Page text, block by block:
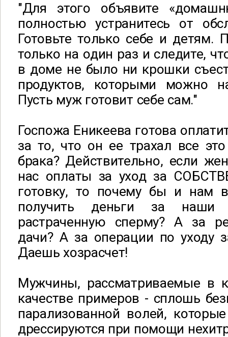
"Для этого объявите
полностью устранитесь от
Готовьте только себе и детям.
только на один раз и следите,
в доме не было ни крошки
продуктов, которыми можно
Пусть муж готовит себе сам."
Госпожа Еникеева готова
за то, что он ее трахал все
брака? Действительно, если
нас оплаты за уход за
готовку, то почему бы и нам
получить деньги за наши
растраченную сперму? А за
дачи? А за операции по уходу
Даешь хозрасчет!
Мужчины, рассматриваемые в
качестве примеров - сплошь
парализованной волей,
дрессируются при помощи